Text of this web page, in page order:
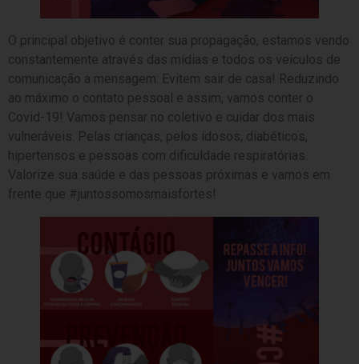
O principal objetivo é conter sua propagação, estamos vendo
constantemente através das mídias e todos os veículos de
comunicação a mensagem: Evitem sair de casa! Reduzindo
ao máximo o contato pessoal e assim, vamos conter o
Covid-19! Vamos pensar no coletivo e cuidar dos mais
vulneráveis. Pelas crianças, pelos idosos, diabéticos,
hipertensos e pessoas com dificuldade respiratórias.
Valorize sua saúde e das pessoas próximas e vamos em
frente que #juntossomosmaisfortes!